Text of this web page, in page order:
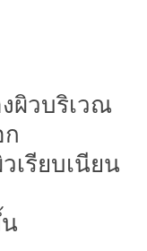
ผิวบริเวณ
เรียบเนียน